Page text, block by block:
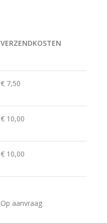
VERZENDKOSTEN
€ 7,50
€ 10,00
€ 10,00
Op aanvraag